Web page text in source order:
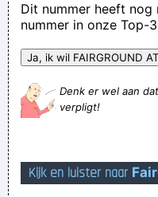
Nicky
De
"Kan je je laadbak aan
ik kan zó luid
Verdacht: naar het
Dit nummer heeft
nummer in onze Top-
Denk er wel aan
verpligt!
Kijk en luister naar